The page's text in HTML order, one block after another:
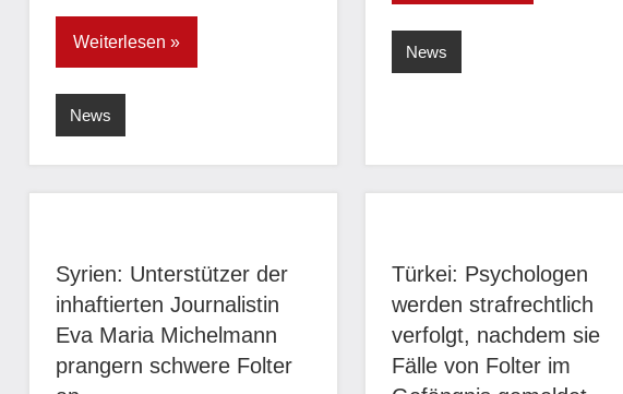
Weiterlesen
News
News
Syrien: Unterstützer der
inhaftierten Journalistin
Eva Maria Michelmann
prangern schwere Folter
Türkei: Psychologen
werden strafrechtlich
verfolgt, nachdem sie
Fälle von Folter im